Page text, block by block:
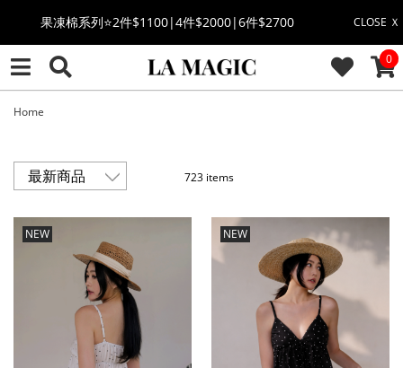
CLOSE Ｘ
萊卡棉系列💫 2件$1100 | 4件$2000 | 6件$2700
🔥點擊立即➕官方LINE領取$100🔥
🎉週年慶全館88折(特價品除外/於結帳顯示)🎉
絲柔莫代爾系列🤍任選兩件$1000
果凍棉系列⭐2件$1100|4件$2000|6件$2700
0
Home
723 items
NEW NEW